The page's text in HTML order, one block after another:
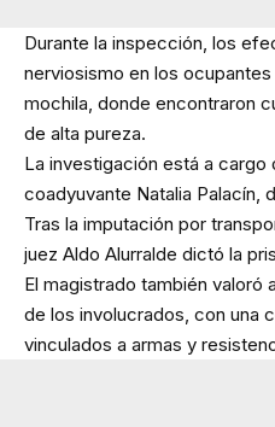
Durante la inspección, los
nerviosismo en los
mochila, donde encontraron
de alta pureza.
La investigación está a cargo
coadyuvante Natalia Palacín,
Tras la imputación por
juez Aldo Alurralde dictó la
El magistrado también valoró
de los involucrados, con una
vinculados a armas y